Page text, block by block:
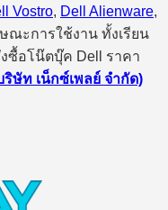
Vostro, Dell Alienware,
ณะการใช้งาน ทั้งเรียน
ซื้อโน๊ตบุ๊ค Dell ราคา
ริษัท เน็กซ์เพลย์ จำกัด)